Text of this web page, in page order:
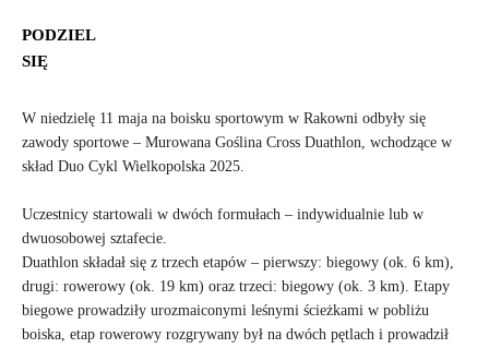
PODZIEL
SIĘ
W niedzielę 11 maja na boisku sportowym w Rakowni odbyły się
zawody sportowe – Murowana Goślina Cross Duathlon, wchodzące w
skład Duo Cykl Wielkopolska 2025.
Uczestnicy startowali w dwóch formułach – indywidualnie lub w
dwuosobowej sztafecie.
Duathlon składał się z trzech etapów – pierwszy: biegowy (ok. 6 km),
drugi: rowerowy (ok. 19 km) oraz trzeci: biegowy (ok. 3 km). Etapy
biegowe prowadziły urozmaiconymi leśnymi ścieżkami w pobliżu
boiska, etap rowerowy rozgrywany był na dwóch pętlach i prowadził